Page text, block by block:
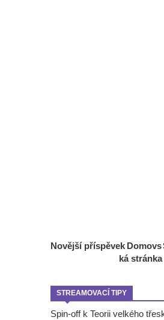
Novější příspěvek Domovs
ká stránka
STREAMOVACÍ TIPY
Spin-off k Teorii velkého